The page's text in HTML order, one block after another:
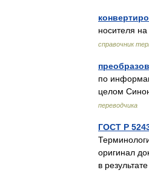
носителя
справочник
по
целом
переводчика
ГОСТ Р
оригинал
в